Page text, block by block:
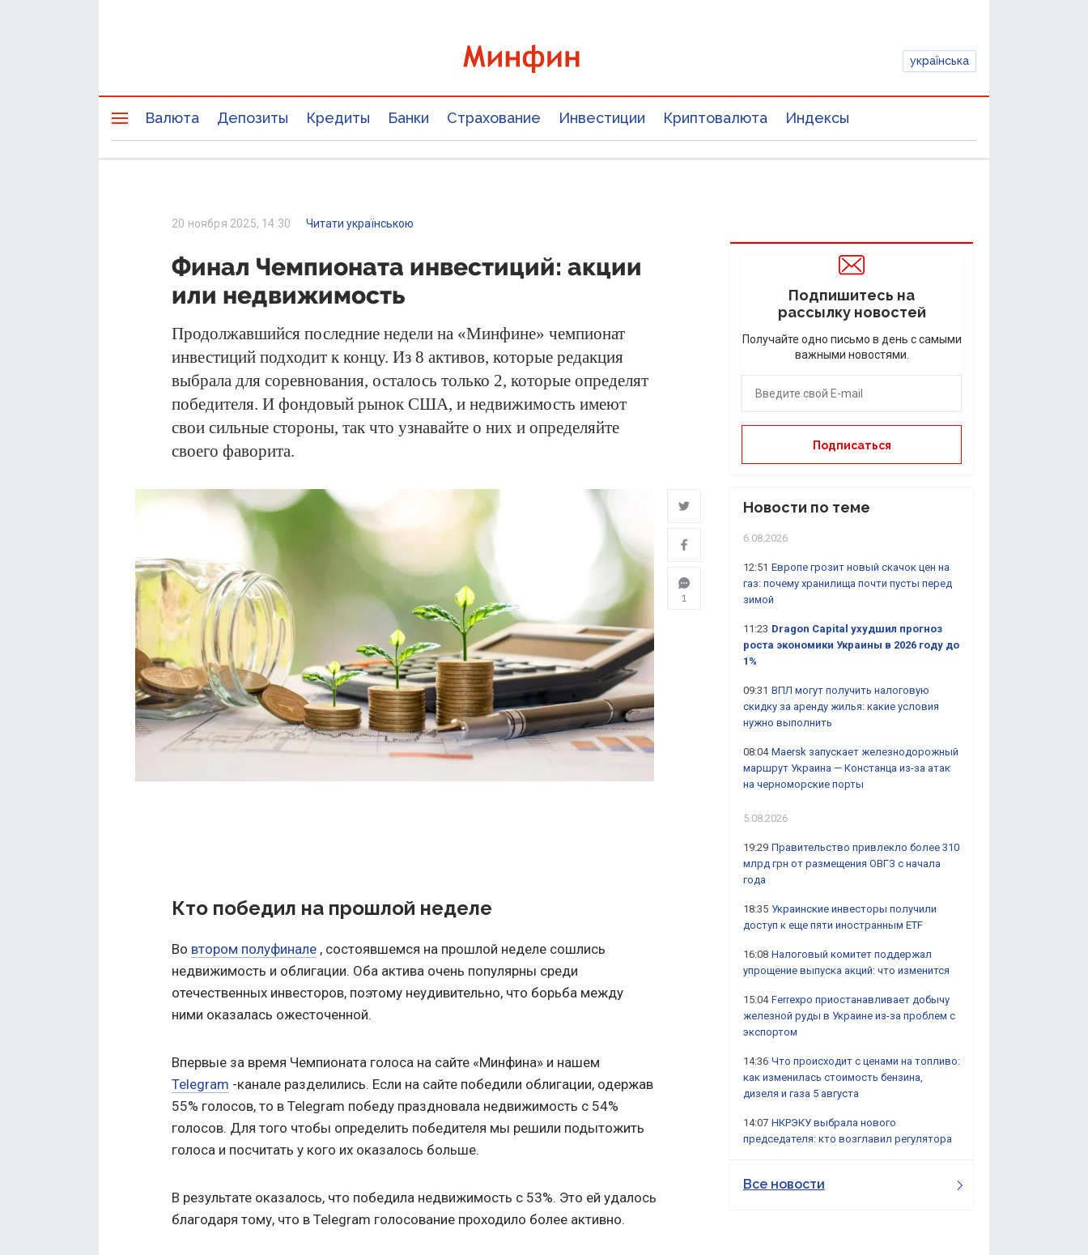
українська
Валюта Депозиты Кредиты Банки Страхование Инвестиции Криптовалюта Индексы
20 ноября 2025, 14:30 Читати українською
Финал Чемпионата инвестиций: акции
или недвижимость
Продолжавшийся последние недели на «Минфине» чемпионат
инвестиций подходит к концу. Из 8 активов, которые редакция
выбрала для соревнования, осталось только 2, которые определят
победителя. И фондовый рынок США, и недвижимость имеют
свои сильные стороны, так что узнавайте о них и определяйте
своего фаворита.
1
Кто победил на прошлой неделе
Во втором полуфинале , состоявшемся на прошлой неделе сошлись
недвижимость и облигации. Оба актива очень популярны среди
отечественных инвесторов, поэтому неудивительно, что борьба между
ними оказалась ожесточенной.
Впервые за время Чемпионата голоса на сайте «Минфина» и нашем
Telegram -канале разделились. Если на сайте победили облигации, одержав
55% голосов, то в Telegram победу праздновала недвижимость с 54%
голосов. Для того чтобы определить победителя мы решили подытожить
голоса и посчитать у кого их оказалось больше.
В результате оказалось, что победила недвижимость с 53%. Это ей удалось
благодаря тому, что в Telegram голосование проходило более активно.
Подпишитесь на
рассылку новостей
Получайте одно письмо в день с самыми
важными новостями.
Новости по теме
6.08.2026
12:51 Европе грозит новый скачок цен на
газ: почему хранилища почти пусты перед
зимой
11:23 Dragon Capital ухудшил прогноз
роста экономики Украины в 2026 году до
1%
09:31 ВПЛ могут получить налоговую
скидку за аренду жилья: какие условия
нужно выполнить
08:04 Maersk запускает железнодорожный
маршрут Украина — Констанца из-за атак
на черноморские порты
5.08.2026
19:29 Правительство привлекло более 310
млрд грн от размещения ОВГЗ с начала
года
18:35 Украинские инвесторы получили
доступ к еще пяти иностранным ETF
16:08 Налоговый комитет поддержал
упрощение выпуска акций: что изменится
15:04 Ferrexpo приостанавливает добычу
железной руды в Украине из-за проблем с
экспортом
14:36 Что происходит с ценами на топливо:
как изменилась стоимость бензина,
дизеля и газа 5 августа
14:07 НКРЭКУ выбрала нового
председателя: кто возглавил регулятора
Все новости